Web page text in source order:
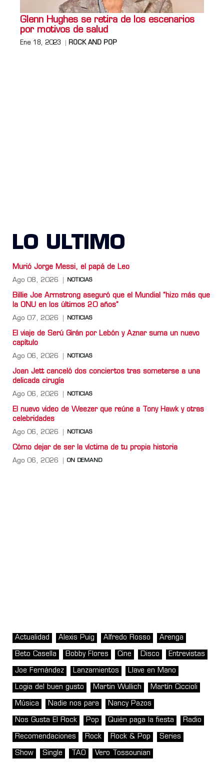
Glenn Hughes se retira de los escenarios
por motivos de salud
Ene 18, 2023 ROCK AND POP
LO ULTIMO
Murió Jorge Messi, el papá de Leo
Ago 08, 2026 NOTICIAS
Billie Joe Armstrong aseguró que el Mundial “hizo más que
la ONU en los últimos 20 años”
Ago 07, 2026 NOTICIAS
El viaje de Serú Girán por Lebón y Aznar suma un nuevo
capítulo
Ago 06, 2026 NOTICIAS
Joan Jett canceló dos conciertos tras someterse a una
delicada cirugía
Ago 06, 2026 NOTICIAS
El nuevo video de Weezer que reúne a Tony Hawk y otras
celebridades
Ago 06, 2026 NOTICIAS
Cómo dejar de ser la víctima de tu propia historia
Ago 06, 2026 ON DEMAND
Actualidad Alexis Puig Alfredo Rosso Arenga
Beto Casella Bobby Flores Cine Disco Entrevistas
Joe Fernández Lanzamientos Llave en Mano
Logia del buen gusto Martin Wullich Martín Ciccioli
Música Nadie nos para Nancy Pazos
Nos Gusta El Rock Pop Quién paga la fiesta Radio
Recomendaciones Rock Rock & Pop Series
Show Single TAO Vero Tossounian